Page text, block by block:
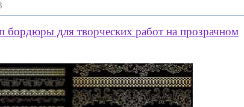
бордюры для творческих работ на прозрачном